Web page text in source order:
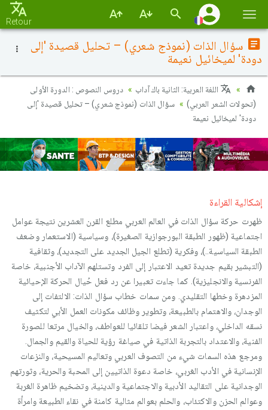
la
Retour
سؤال الذات (نموذج شعري) – تحليل قصيدة 'إلى
دودة' لميخائيل نعيمة
اللغة العربية: الثانية باك آداب
دروس النصوص : الدورة الأولى
(تحولات الشعر العربي)
سؤال الذات (نموذج شعري) – تحليل قصيدة 'إلى
دودة' لميخائيل نعيمة
إشكالية القراءة
ظهرت حركة سؤال الذات في العالم العربي مطلع القرن العشرين نتيجة عوامل
اجتماعية (ظهور الطبقة البورجوازية الصغيرة)، وسياسية (الاستعمار وضعف
الطبقة السياسية..)، وفكرية (تطلع الجيل الجديد على التجديد)، وثقافية
(التبشير بقيم جديدة تعيد الاعتبار إلى الفرد وتستلهم الآداب الأجنبية، خاصة
الفرنسية والانجليزية). كما جاءت تعبيرا عن رد فعل حُيال الحركة الإحيائية
المزدهرة وخطها التقليدي. ومن سمات خطاب سؤال الذات: الالتفات إلى
الوجدان، والاهتمام بالطبيعة، وتطوير وظائف مكونات العمل الأبي لتكثيف
نسقه الداخلي، واعتبار الشعر فيضا تلقائيا للعواطف، والخيال مرتعا للصورة
الفنية، والاعتداد بالتجربة الذاتية في صياغة رؤية للحياة والقيم والجمال.
ومرجع هذه السمات شيء من التصوف العربي وتعاليم المسيحية، والنزعات
الإنسانية في الأدب الغربي، خاصة دعوة الذاتيين إلى المحبة والحرية، وثورتهم
الوجدانية على التقاليد الأدبية والاجتماعية والدينية، وتضخيم ظاهرة الغربة
وعوالم الحزن والاكتئاب، والحلم بعوالم مثالية كامنة في نقاء الطبيعة وامرأة